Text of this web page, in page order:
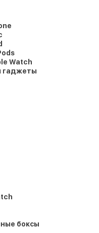
Watch
гаджеты
боксы